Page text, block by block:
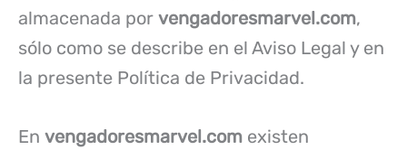
almacenada por vengadoresmarvel.com,
sólo como se describe en el Aviso Legal y en
la presente Política de Privacidad.
En vengadoresmarvel.com existen